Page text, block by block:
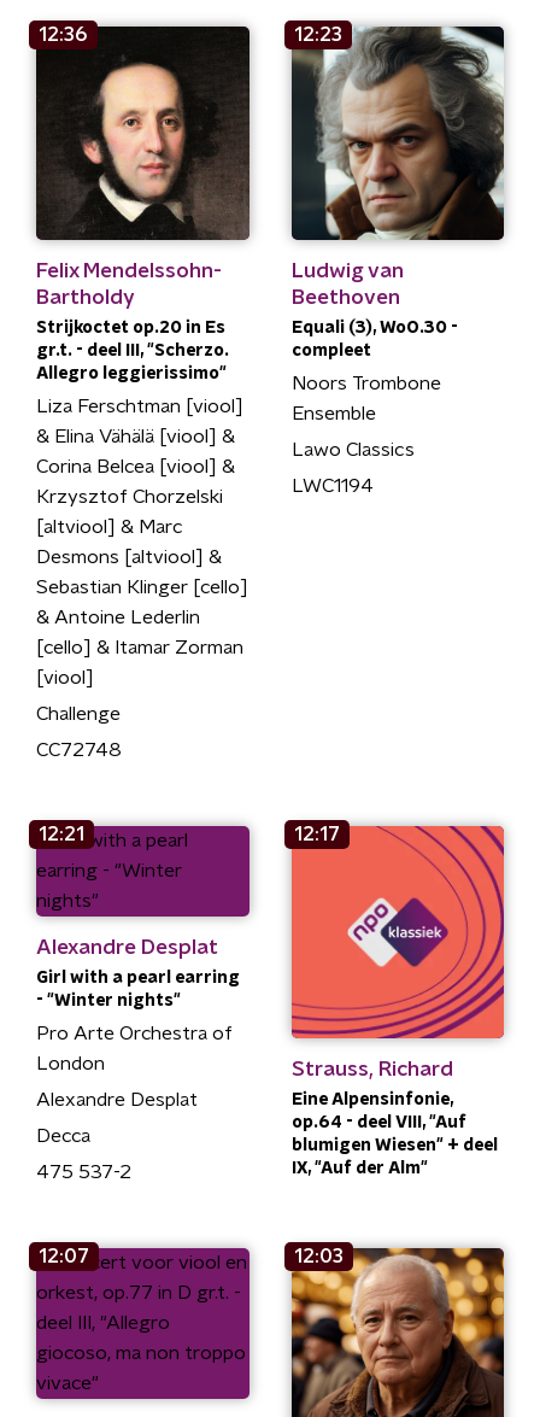
12:36
Felix Mendelssohn-
Bartholdy
Strijkoctet op.20 in Es
gr.t. - deel III, "Scherzo.
Allegro leggierissimo"
Liza Ferschtman [viool]
& Elina Vähälä [viool] &
Corina Belcea [viool] &
Krzysztof Chorzelski
[altviool] & Marc
Desmons [altviool] &
Sebastian Klinger [cello]
& Antoine Lederlin
[cello] & Itamar Zorman
[viool]
Challenge
CC72748
12:23
Ludwig van
Beethoven
Equali (3), WoO.30 -
compleet
Noors Trombone
Ensemble
Lawo Classics
LWC1194
12:21
Alexandre Desplat
Girl with a pearl earring
- "Winter nights"
Pro Arte Orchestra of
London
Alexandre Desplat
Decca
475 537-2
12:17
Strauss, Richard
Eine Alpensinfonie,
op.64 - deel VIII, "Auf
blumigen Wiesen" + deel
IX, "Auf der Alm"
12:07 12:03